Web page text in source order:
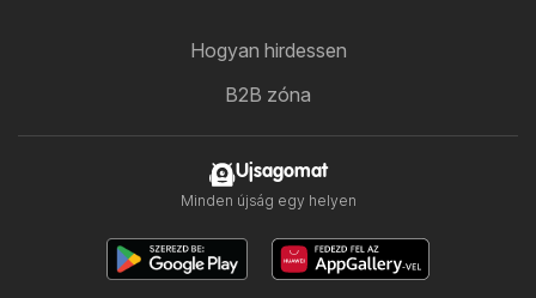
Hogyan hirdessen
B2B zóna
Ujsagomat
Minden újság egy helyen